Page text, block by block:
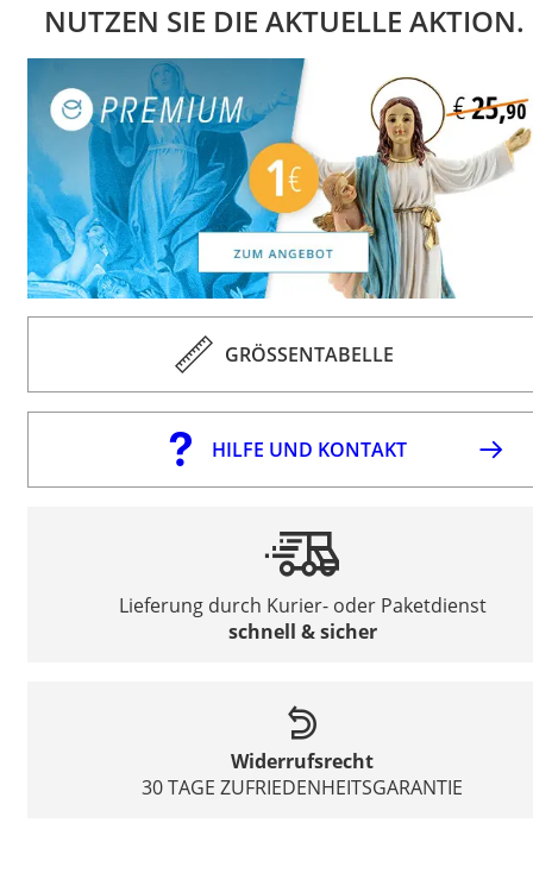
NUTZEN SIE DIE AKTUELLE AKTION.
GRÖSSENTABELLE
HILFE UND KONTAKT
Lieferung durch Kurier- oder Paketdienst
schnell & sicher
Widerrufsrecht
30 TAGE ZUFRIEDENHEITSGARANTIE